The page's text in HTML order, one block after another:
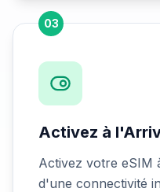
03
Activez à
Activez votre eSIM
d'une connectivité